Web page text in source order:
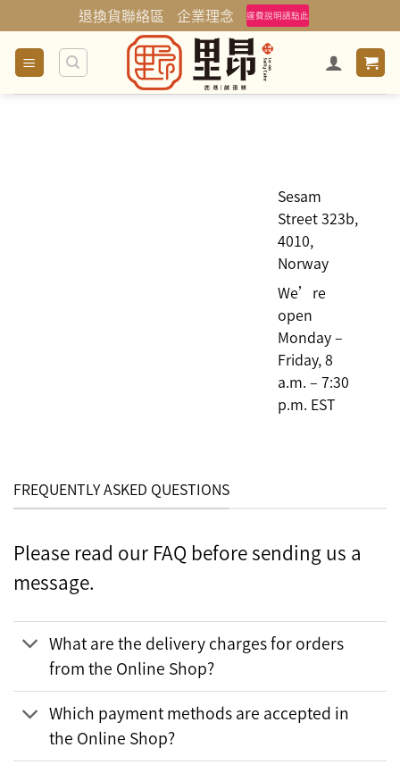
to
content
退換貨聯絡區 企業理念 運費說明請點此
Sesam
Street 323b,
4010,
Norway
We’re
open
Monday –
Friday, 8
a.m. – 7:30
p.m. EST
FREQUENTLY ASKED QUESTIONS
Please read our FAQ before sending us a
message.
What are the delivery charges for orders
from the Online Shop?
Which payment methods are accepted in
the Online Shop?